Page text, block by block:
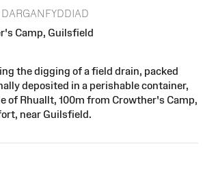
Camp, Guilsfield
the digging of a field drain, packed
deposited in a perishable container,
of Rhuallt, 100m from Crowther's Camp,
near Guilsfield.